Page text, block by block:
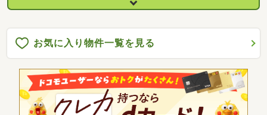
お気に入り物件一覧を見る